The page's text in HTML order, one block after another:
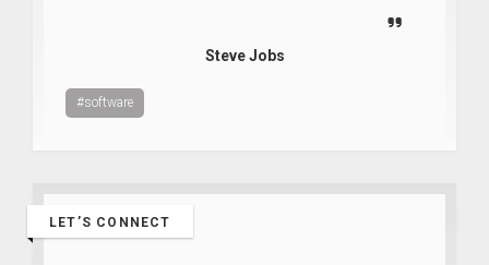
Steve Jobs
#software
LET’S CONNECT